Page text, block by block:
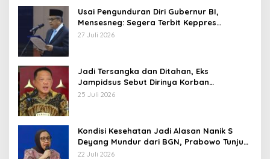
Usai Pengunduran Diri Gubernur BI,
Mensesneg: Segera Terbit Keppres
Pemberhentian dengan Hormat
27 Juli 2026
Jadi Tersangka dan Ditahan, Eks
Jampidsus Sebut Dirinya Korban
Kriminalisasi
25 Juli 2026
Kondisi Kesehatan Jadi Alasan Nanik S
Deyang Mundur dari BGN, Prabowo Tunjuk
Wamentan Sudaryono
22 Juli 2026